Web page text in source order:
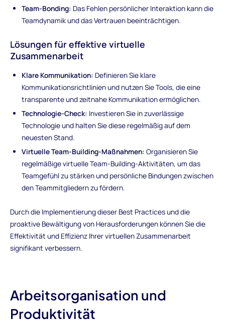
Team-Bonding: Das Fehlen persönlicher Interaktion kann die
Teamdynamik und das Vertrauen beeinträchtigen.
Lösungen für effektive virtuelle
Zusammenarbeit
Klare Kommunikation: Definieren Sie klare
Kommunikationsrichtlinien und nutzen Sie Tools, die eine
transparente und zeitnahe Kommunikation ermöglichen.
Technologie-Check: Investieren Sie in zuverlässige
Technologie und halten Sie diese regelmäßig auf dem
neuesten Stand.
Virtuelle Team-Building-Maßnahmen: Organisieren Sie
regelmäßige virtuelle Team-Building-Aktivitäten, um das
Teamgefühl zu stärken und persönliche Bindungen zwischen
den Teammitgliedern zu fördern.
Durch die Implementierung dieser Best Practices und die
proaktive Bewältigung von Herausforderungen können Sie die
Effektivität und Effizienz Ihrer virtuellen Zusammenarbeit
signifikant verbessern.
Arbeitsorganisation und
Produktivität